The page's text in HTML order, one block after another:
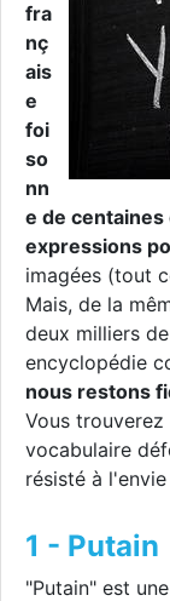
fra
nç
ais
e
foi
so
nn
e de
expressions
imagées (tout
Mais, de la
deux milliers
encyclopédie
nous restons
Vous
vocabulaire
résisté à
1 - Putain
"Putain" est